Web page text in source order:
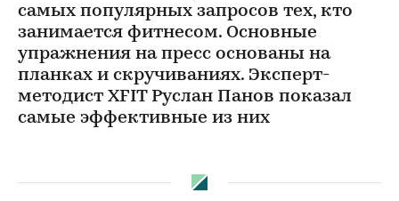
самых популярных запросов тех, кто
занимается фитнесом. Основные
упражнения на пресс основаны на
планках и скручиваниях. Эксперт-
методист XFIT Руслан Панов показал
самые эффективные из них